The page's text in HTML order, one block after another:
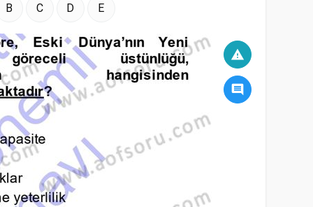
B C D E
warning
comment